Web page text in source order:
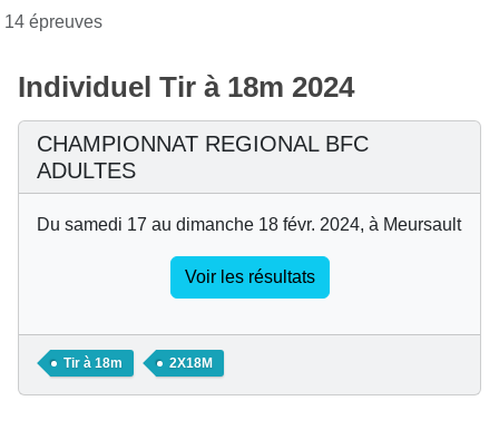
14 épreuves
Individuel Tir à 18m 2024
CHAMPIONNAT REGIONAL BFC
ADULTES
Du samedi 17 au dimanche 18 févr. 2024, à Meursault
Voir les résultats
Tir à 18m 2X18M